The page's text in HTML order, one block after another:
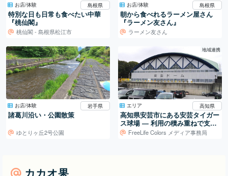
お店/体験 島根県
特別な日も日常も食べたい中華
『桃仙閣』
桃仙閣 - 島根県松江市
お店/体験 島根県
朝から食べれるラーメン屋さん
『ラーメン友さん』
ラーメン友さん
お店/体験 岩手県
諸葛川沿い・公園散策
ゆとりヶ丘2号公園
地域連携
エリア 高知県
高知県安芸市にある安芸タイガー
ス球場 ― 利用の積み重ねで支え
られる地域の球場
FreeLife Colors メディア事務局
カカオ果